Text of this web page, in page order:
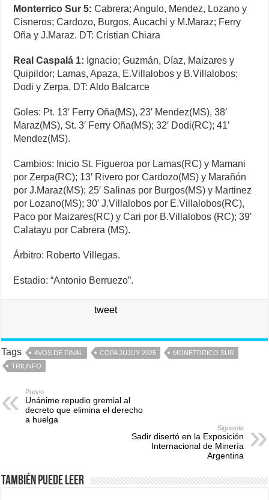
Monterrico Sur 5: Cabrera; Angulo, Mendez, Lozano y
Cisneros; Cardozo, Burgos, Aucachi y M.Maraz; Ferry
Oña y J.Maraz. DT: Cristian Chiara
Real Caspalá 1: Ignacio; Guzmán, Díaz, Maizares y
Quipildor; Lamas, Apaza, E.Villalobos y B.Villalobos;
Dodi y Zerpa. DT: Aldo Balcarce
Goles: Pt. 13′ Ferry Oña(MS), 23′ Mendez(MS), 38′
Maraz(MS), St. 3′ Ferry Oña(MS); 32′ Dodi(RC); 41′
Mendez(MS).
Cambios: Inicio St. Figueroa por Lamas(RC) y Mamani
por Zerpa(RC); 13′ Rivero por Cardozo(MS) y Marañón
por J.Maraz(MS); 25′ Salinas por Burgos(MS) y Martinez
por Lozano(MS); 30′ J.Villalobos por E.Villalobos(RC),
Paco por Maizares(RC) y Cari por B.Villalobos (RC); 39′
Calatayu por Cabrera (MS).
Árbitro: Roberto Villegas.
Estadio: “Antonio Berruezo”.
tweet
Tags 4VOS DE FINAL COPA JUJUY 2025
MONETRRICO SUR
TRIUNFO
Previo
Unánime repudio gremial al
decreto que elimina el derecho
a huelga
Siguiente
Sadir disertó en la Exposición
Internacional de Minería
Argentina
También puede leer